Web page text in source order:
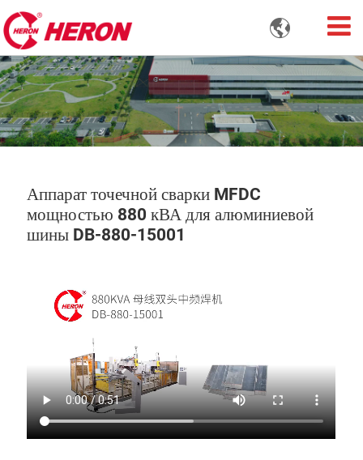

Аппарат точечной сварки MFDC
мощностью 880 кВА для алюминиевой
шины DB-880-15001